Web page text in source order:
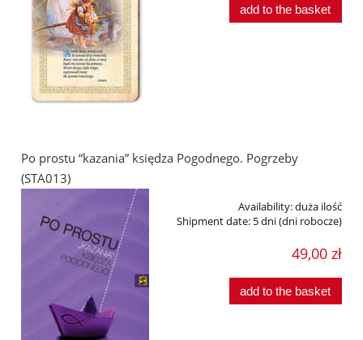
add to the basket
Po prostu “kazania” księdza Pogodnego. Pogrzeby
(STA013)
Availability:duża ilość
Shipment date: 5 dni (dni robocze)
49,00 zł
add to the basket